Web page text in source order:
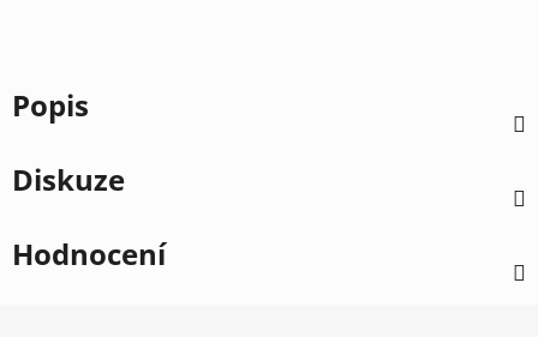
Popis
Diskuze
Hodnocení